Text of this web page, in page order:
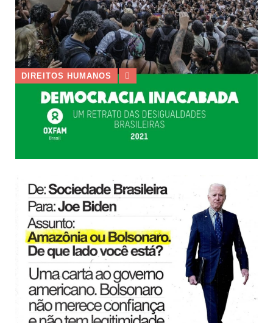
DIREITOS HUMANOS
3 de setembro de 2021
Democracia Inacabada – um
retrato das desigualdades